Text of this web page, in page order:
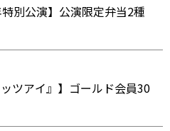
別公演】公演限定弁当2種
ツアイ』】ゴールド会員30